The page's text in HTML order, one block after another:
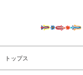
トップス